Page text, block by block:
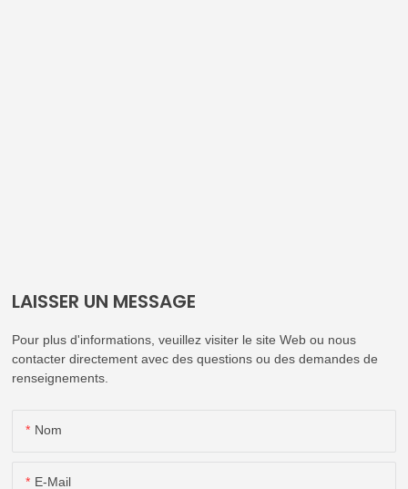
LAISSER UN MESSAGE
Pour plus d'informations, veuillez visiter le site Web ou nous
contacter directement avec des questions ou des demandes de
renseignements.
Nom
E-Mail